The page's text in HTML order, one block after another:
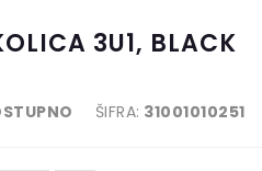
3U1, BLACK
ŠIFRA: 31001010251